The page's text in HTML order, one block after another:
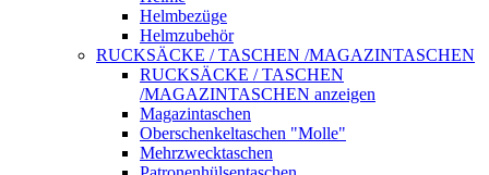
Helmbezüge
Helmzubehör
RUCKSÄCKE / TASCHEN /MAGAZINTASCHEN
RUCKSÄCKE / TASCHEN
/MAGAZINTASCHEN anzeigen
Magazintaschen
Oberschenkeltaschen "Molle"
Mehrzwecktaschen